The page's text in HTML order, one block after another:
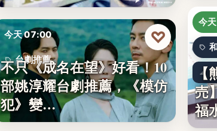
今天 07:00
台劇推薦
10
不只《成名在望》好看！10
部姚淳耀台劇推薦，《模仿
犯》變…
♡
今
【
売
福